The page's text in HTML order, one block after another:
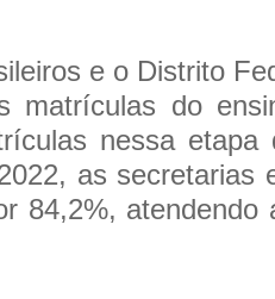
e o Distrito
matrículas do
nessa etapa
as secretarias
84,2%,